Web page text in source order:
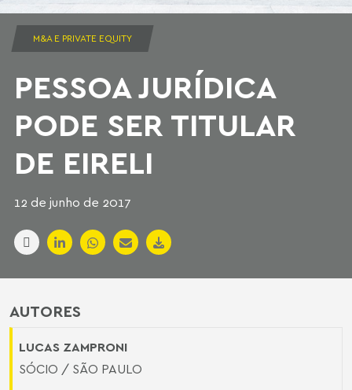
M&A E PRIVATE EQUITY
PESSOA JURÍDICA
PODE SER TITULAR
DE EIRELI
12 de junho de 2017
AUTORES
LUCAS ZAMPRONI
SÓCIO / SÃO PAULO